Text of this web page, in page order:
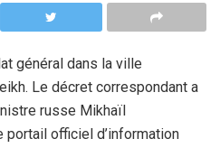
général dans la ville
Le décret correspondant a
russe Mikhaïl
officiel d’information